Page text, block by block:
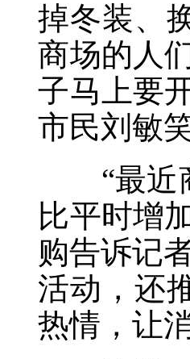
掉冬装、
商场的人
子马上要
市民刘敏
“最近商
比平时增
购告诉记
活动，还
热情，让